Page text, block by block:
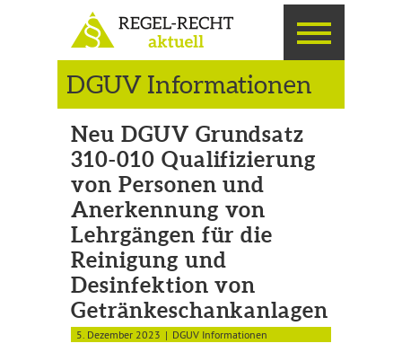
DGUV Informationen
Neu DGUV Grundsatz
310-010 Qualifizierung
von Personen und
Anerkennung von
Lehrgängen für die
Reinigung und
Desinfektion von
Getränkeschankanlagen
5. Dezember 2023 DGUV Informationen